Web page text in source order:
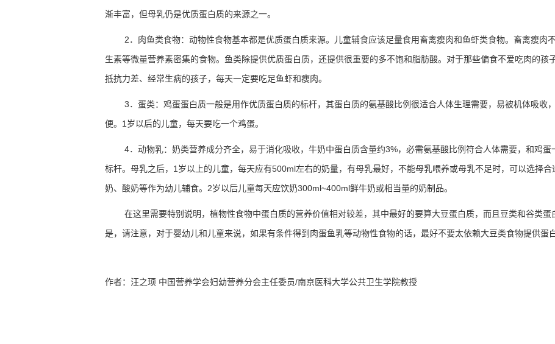
渐丰富，但母乳仍是优质蛋白质的来源之一。
2．肉鱼类食物：动物性食物基本都是优质蛋白质来源。儿童辅食应该足量食用畜禽瘦肉和鱼虾类食物。畜禽瘦肉
生素等微量营养素密集的食物。鱼类除提供优质蛋白质，还提供很重要的多不饱和脂肪酸。对于那些偏食不爱吃肉的孩
抵抗力差、经常生病的孩子，每天一定要吃足鱼虾和瘦肉。
3．蛋类：鸡蛋蛋白质一般是用作优质蛋白质的标杆，其蛋白质的氨基酸比例很适合人体生理需要，易被机体吸收
便。 1 岁以后的儿童，每天要吃一个鸡蛋。
4．动物乳：奶类营养成分齐全，易于消化吸收，牛奶中蛋白质含量约3%，必需氨基酸比例符合人体需要，和鸡
标杆。母乳之后， 1 岁以上的儿童，每天应有500ml左右的奶量，有母乳最好，不能母乳喂养或母乳不足时，可以选择
奶、酸奶等作为幼儿辅食。 2岁以后儿童每天应饮奶300ml~400ml鲜牛奶或相当量的奶制品。
在这里需要特别说明，植物性食物中蛋白质的营养价值相对较差，其中最好的要算大豆蛋白质，而且豆类和谷类
是，请注意，对于婴幼儿和儿童来说，如果有条件得到肉蛋鱼乳等动物性食物的话，最好不要太依赖大豆类食物提供蛋白
作者：汪之顼 中国营养学会妇幼营养分会主任委员/南京医科大学公共卫生学院教授